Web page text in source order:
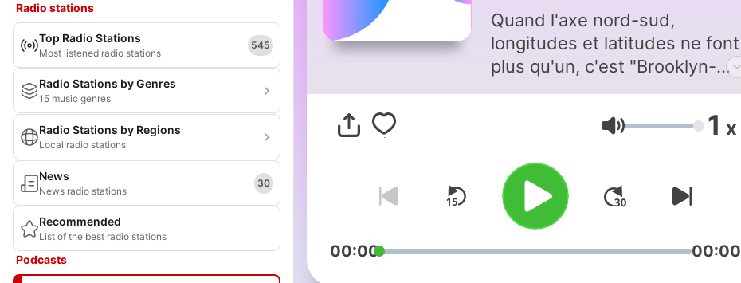
Radio stations
Top Radio Stations
Most listened radio stations
545
Radio Stations by Genres
15 music genres
Radio Stations by Regions
Local radio stations
News
News radio stations
30
Recommended
List of the best radio stations
Podcasts
Quand l'axe nord-sud,
longitudes et latitudes ne font
plus qu'un, c'est "Brooklyn-
Maputo". Un voyage musical
de 3 heures entre les
continents, les cultures
urbaines et les sonorités
d'ailleurs. Fichiers disponibles
durant 30 jours après
diffusion. - Pour un usage
privé exclusivement.
Volume 1 x
00:00 00:00